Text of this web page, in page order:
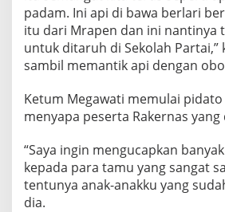
-
P
k
V
e
n
a
n
M
e
padam. Ini api di bawa berlari
itu dari Mrapen dan ini nantinya
untuk ditaruh di Sekolah Partai,”
sambil memantik api dengan
Ketum Megawati memulai
menyapa peserta Rakernas yang
“Saya ingin mengucapkan
kepada para tamu yang sangat
tentunya anak-anakku yang
dia.